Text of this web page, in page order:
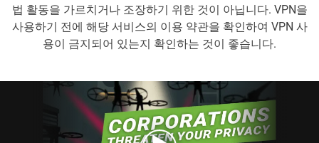
법 활동을 가르치거나 조장하기 위한 것이 아닙니다. VPN을
사용하기 전에 해당 서비스의 이용 약관을 확인하여 VPN 사
용이 금지되어 있는지 확인하는 것이 좋습니다.